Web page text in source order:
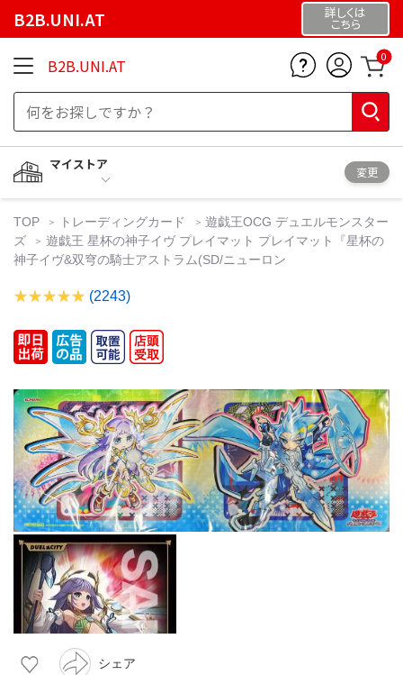
B2B.UNI.AT 詳しくは
こちら
B2B.UNI.AT 0
マイストア
変更
TOP トレーディングカード
遊戯王OCG デュエルモンスター
ズ
遊戯王 星杯の神子イヴ プレイマット プレイマット『星杯の
神子イヴ&双穹の騎士アストラム(SD/ニューロン
(2243)
シェア